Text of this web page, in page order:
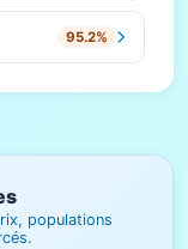
95.2%
populations